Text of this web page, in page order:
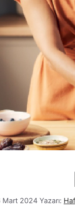
Mart 2024 Yazarı: